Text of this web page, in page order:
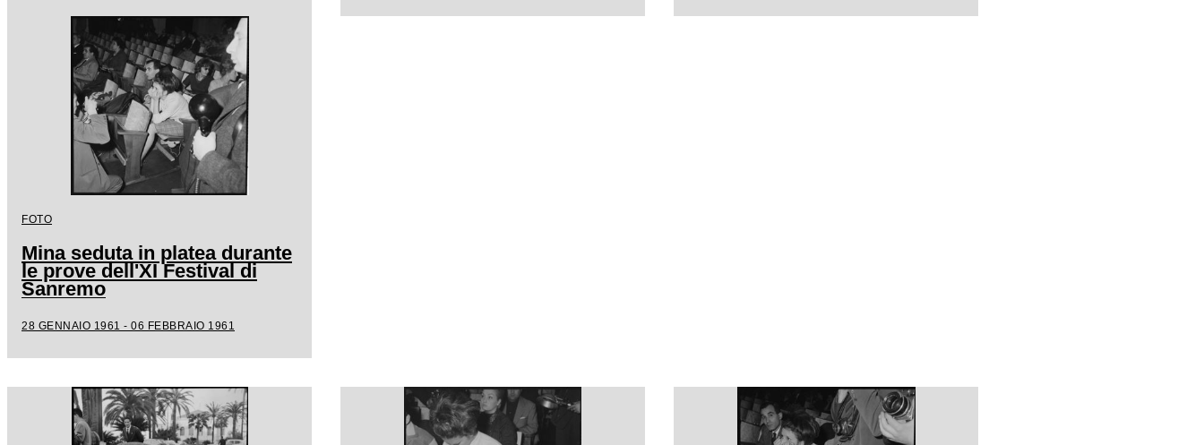
FOTO
Mina seduta in platea durante
le prove dell'XI Festival di
Sanremo
28 GENNAIO 1961 - 06 FEBBRAIO 1961